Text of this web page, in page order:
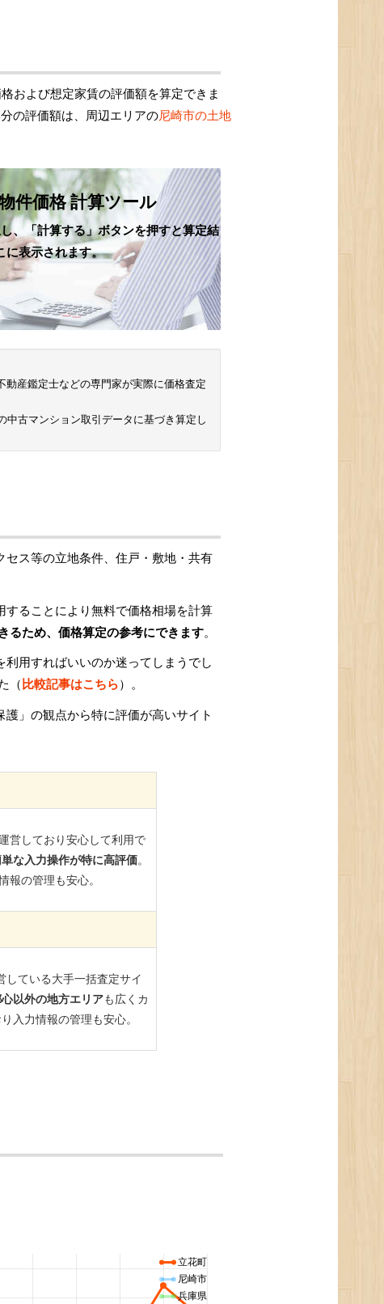
および想定家賃の評価額を算定できま
の評価額は、周辺エリアの尼崎市の土地
件価格 計算ツール
、「計算する」ボタンを押すと算定結
に表示されます。
産鑑定士などの専門家が実際に価格査定
中古マンション取引データに基づき算定し
ス等の立地条件、住戸・敷地・共有
することにより無料で価格相場を計算
るため、価格算定の参考にできます。
用すればいいのか迷ってしまうでし
（比較記事はこちら）。
」の観点から特に評価が高いサイト
立花町
尼崎市
兵庫県